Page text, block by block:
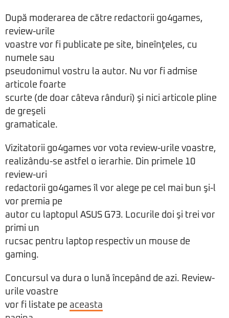
După moderarea de către redactorii go4games,
review-urile
voastre vor fi publicate pe site, bineînţeles, cu
numele sau
pseudonimul vostru la autor. Nu vor fi admise
articole foarte
scurte (de doar câteva rânduri) şi nici articole pline
de greşeli
gramaticale.
Vizitatorii go4games vor vota review-urile voastre,
realizându-se astfel o ierarhie. Din primele 10
review-uri
redactorii go4games îl vor alege pe cel mai bun şi-l
vor premia pe
autor cu laptopul ASUS G73. Locurile doi şi trei vor
primi un
rucsac pentru laptop respectiv un mouse de
gaming.
Concursul va dura o lună începând de azi. Review-
urile voastre
vor fi listate pe aceasta